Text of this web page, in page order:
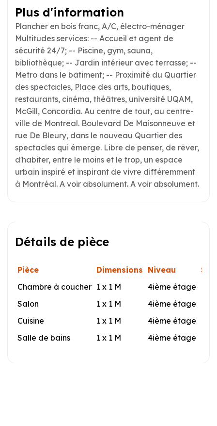
Plus d'information
Plancher en bois franc, A/C, électro-ménager
Multitudes services: -- Accueil et agent de
sécurité 24/7; -- Piscine, gym, sauna,
bibliothèque; -- Jardin intérieur avec terrasse; --
Metro dans le bâtiment; -- Proximité du Quartier
des spectacles, Place des arts, boutiques,
restaurants, cinéma, théâtres, université UQAM,
McGill, Concordia. Au centre de tout, au centre-
ville de Montreal. Boulevard De Maisonneuve et
rue De Bleury, dans le nouveau Quartier des
spectacles qui émerge. Libre de penser, de rêver,
d'habiter, entre le moins et le trop, un espace
urbain inspiré et inspirant de vivre différemment
à Montréal. A voir absolument. A voir absolument.
Détails de pièce
Pièce Dimensions Niveau
Sol
Chambre à coucher 1 x 1 M
4ième étage
Salon
1 x 1 M
4ième étage
Cuisine
1 x 1 M
4ième étage
Salle de bains
1 x 1 M 4ième étage